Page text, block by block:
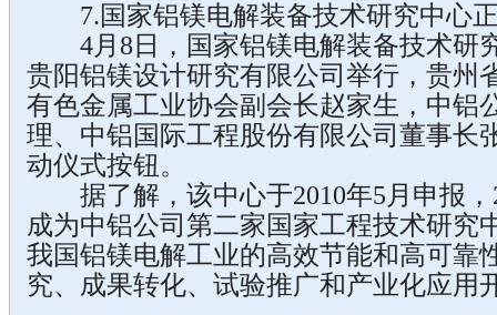
7.国家铝镁电解装备技术研究中心
4月8日，国家铝镁电解装备技术研
贵阳铝镁设计研究有限公司举行，贵州
有色金属工业协会副会长赵家生，中铝
理、中铝国际工程股份有限公司董事长
动仪式按钮。
据了解，该中心于2010年5月申报，
成为中铝公司第二家国家工程技术研究
我国铝镁电解工业的高效节能和高可靠
究、成果转化、试验推广和产业化应用